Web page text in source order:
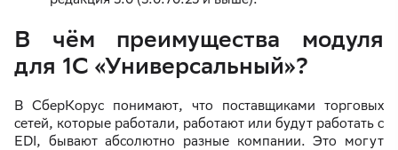
В чём преимущества модуля
для 1С «Универсальный»?
В СберКорус понимают, что поставщиками торговых
сетей, которые работали, работают или будут работать с
EDI, бывают абсолютно разные компании. Это могут